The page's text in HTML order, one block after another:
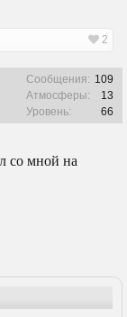
2
Сообщения: 109
Атмосферы:
13
Уровень:
66
со мной на